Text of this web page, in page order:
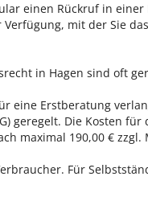
einen Rückruf in
mit der Sie
in Hagen sind oft
eine Erstberatung
geregelt. Die Kosten für
maximal 190,00 € zzgl.
Für